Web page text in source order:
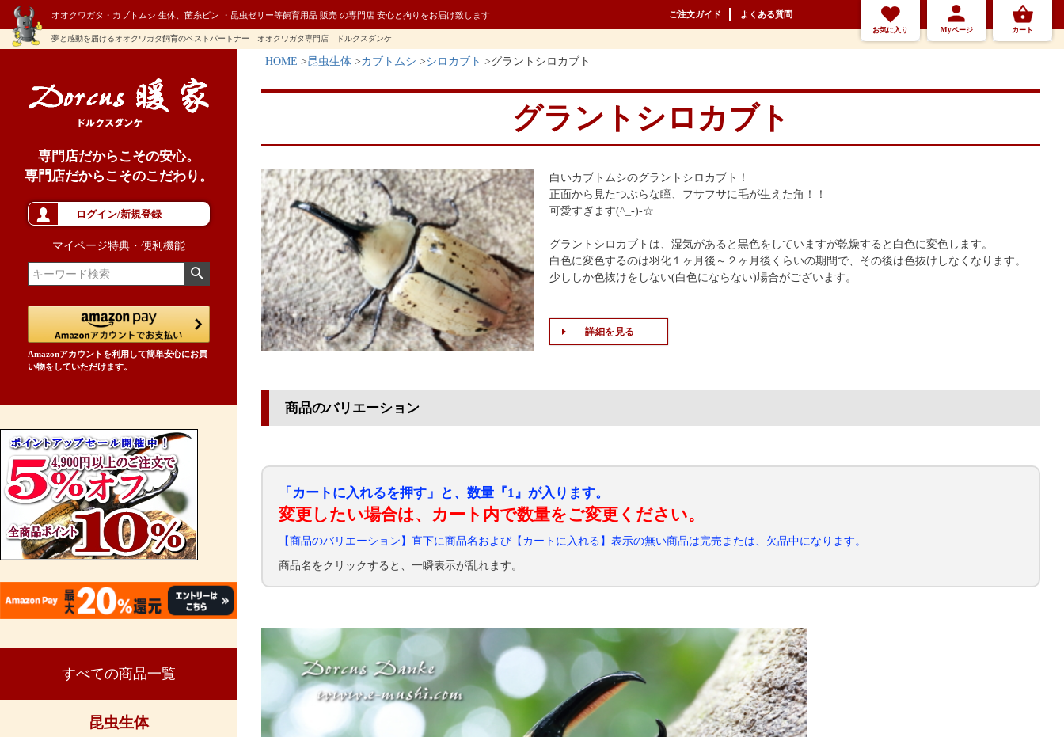
オオクワガタ・カブトムシ 生体、菌糸ビン ・昆虫ゼリー等飼育用品 販売 の専門店 安心と拘りをお届け致します ご注文ガイド よくある質問
夢と感動を届けるオオクワガタ飼育のベストパートナー オオクワガタ専門店 ドルクスダンケ
お気に入り Myページ カート
専門店だからこその安心。
専門店だからこそのこだわり。
ログイン/新規登録
マイページ特典・便利機能
Amazonアカウントを利用して簡単安心にお買
い物をしていただけます。
すべての商品一覧
昆虫生体
HOME 昆虫生体 カブトムシ シロカブト グラントシロカブト
グラントシロカブト
白いカブトムシのグラントシロカブト！
正面から見たつぶらな瞳、フサフサに毛が生えた角！！
可愛すぎます(^_-)-☆
グラントシロカブトは、湿気があると黒色をしていますが乾燥すると白色に変色します。
白色に変色するのは羽化１ヶ月後～２ヶ月後くらいの期間で、その後は色抜けしなくなります。
少ししか色抜けをしない(白色にならない)場合がございます。
詳細を見る
商品のバリエーション
「カートに入れるを押す」と、数量『1』が入ります。
変更したい場合は、カート内で数量をご変更ください。
【商品のバリエーション】直下に商品名および【カートに入れる】表示の無い商品は完売または、欠品中になります。
商品名をクリックすると、一瞬表示が乱れます。